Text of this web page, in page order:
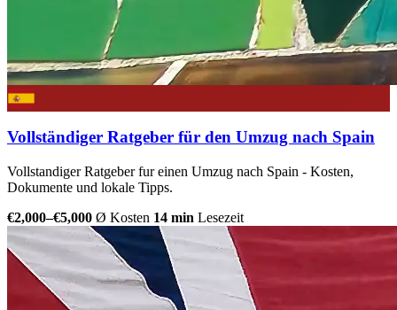
Vollständiger Ratgeber für den Umzug nach Spain
Vollstandiger Ratgeber fur einen Umzug nach Spain - Kosten,
Dokumente und lokale Tipps.
€2,000–€5,000 Ø Kosten 14 min Lesezeit